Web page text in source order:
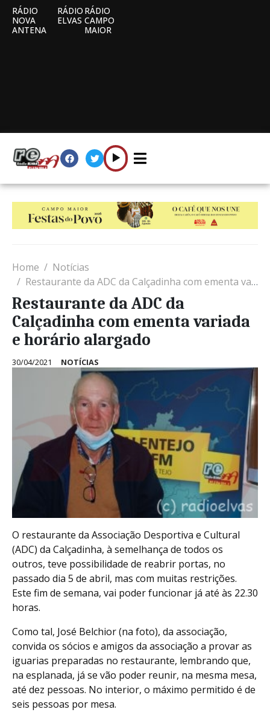
RÁDIO
NOVA
ANTENA
RÁDIO
ELVAS
RÁDIO
CAMPO
MAIOR
Home
Notícias
Restaurante da ADC da Calçadinha com ementa variada e horário alargado
Restaurante da ADC da
Calçadinha com ementa variada
e horário alargado
30/04/2021 NOTÍCIAS
O restaurante da Associação Desportiva e Cultural
(ADC) da Calçadinha, à semelhança de todos os
outros, teve possibilidade de reabrir portas, no
passado dia 5 de abril, mas com muitas restrições.
Este fim de semana, vai poder funcionar já até às 22.30
horas.
Como tal, José Belchior (na foto), da associação,
convida os sócios e amigos da associação a provar as
iguarias preparadas no restaurante, lembrando que,
na esplanada, já se vão poder reunir, na mesma mesa,
até dez pessoas. No interior, o máximo permitido é de
seis pessoas por mesa.